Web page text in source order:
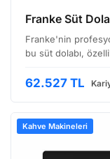
Franke Süt
Franke'nin
bu süt dolabı,
çözümdür. K200C
62.527 TL
Kahve Makineleri